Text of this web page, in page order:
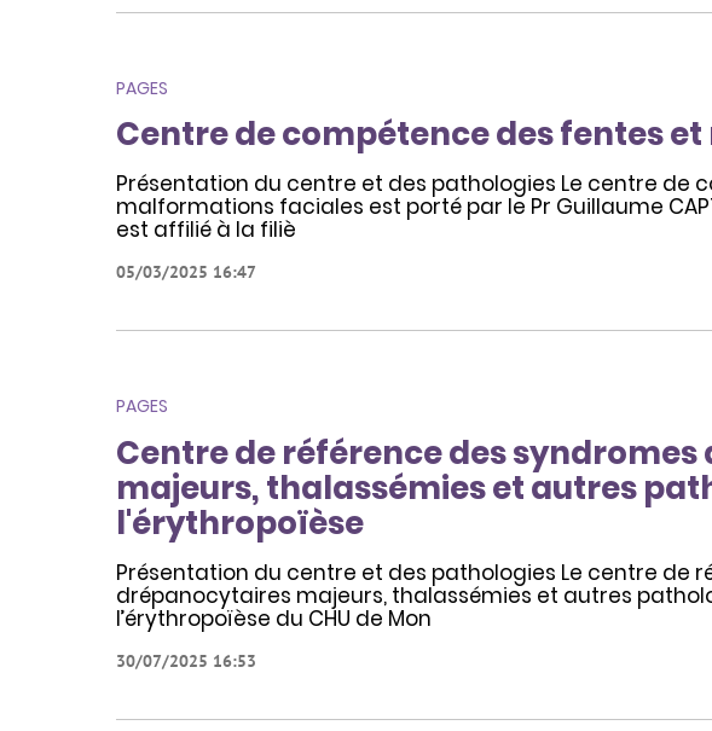
PAGES
Centre de compétence des fentes
Présentation du centre et des pathologies Le centre de
malformations faciales est porté par le Pr Guillaume
est affilié à la filiè
05/03/2025 16:47
PAGES
Centre de référence des
majeurs, thalassémies et autres
l'érythropoïèse
Présentation du centre et des pathologies Le centre de
drépanocytaires majeurs, thalassémies et autres
l’érythropoïèse du CHU de Mon
30/07/2025 16:53